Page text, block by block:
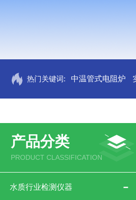
热门关键词: 中温管式电阻炉
产品分类
PRODUCT CLASSIFICATION
水质行业检测仪器